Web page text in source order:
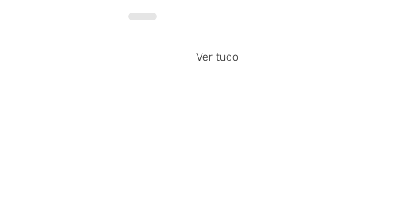
Ver tudo